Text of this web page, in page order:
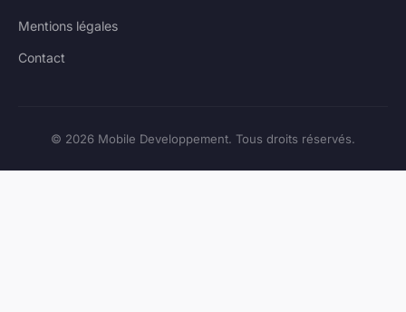
Mentions légales
Contact
© 2026 Mobile Developpement. Tous droits réservés.